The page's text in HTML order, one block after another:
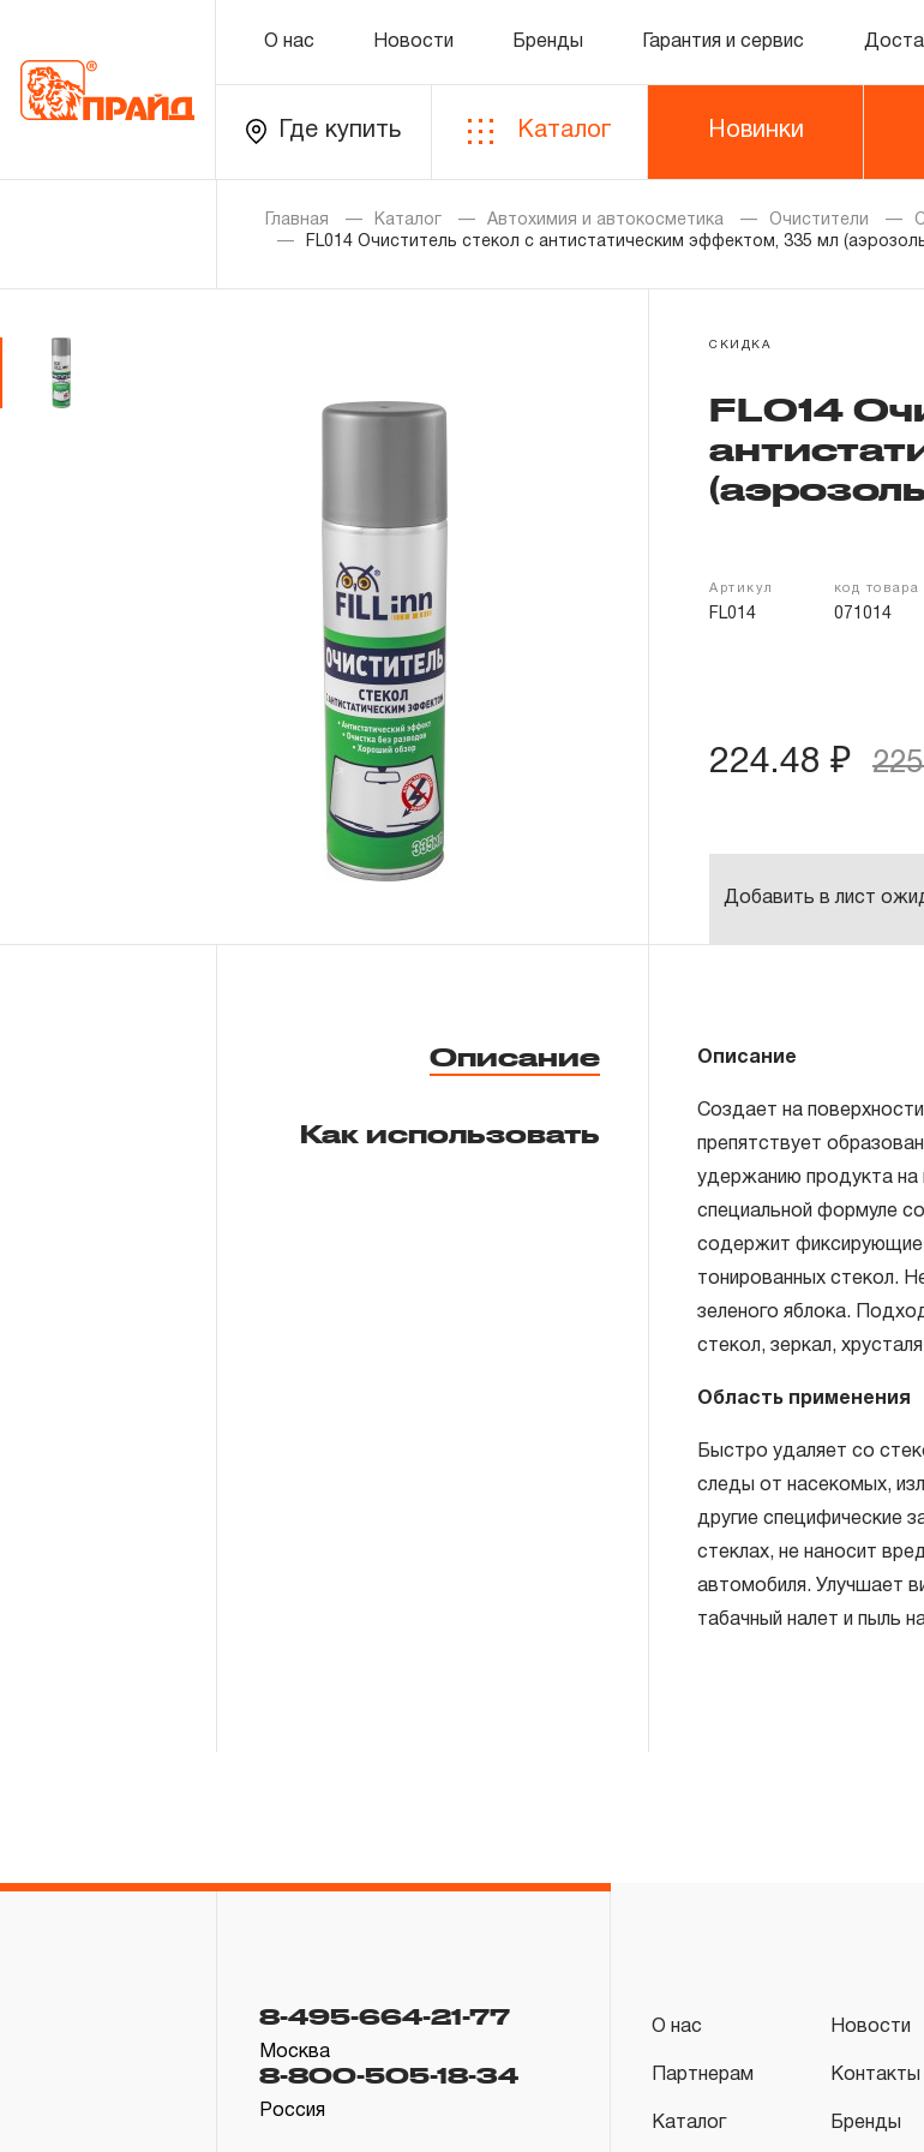
О нас Новости Бренды Гарантия и сервис
Где купить Каталог Новинки
Каталог
Золотая лихорадка
Распродажа
Гарантия и сервис
Доставка и оплата
Партнерам
Контакты
Главная Каталог Автохимия и автокосметика Очистители
FL014 Очиститель стекол с антистатическим эффектом, 335 мл
СКИДКА
FL014
Артикул
FL014
код товара
071014
224.48 ₽
Добавить в лист
Описание
Как использовать
Описание
Создает на
препятствует
удержанию продукта на
специальной формуле
содержит фиксирующие
тонированных стекол.
зеленого яблока.
стекол, зеркал,
Область применения
Быстро удаляет со
следы от насекомых,
другие специфические
стеклах, не наносит
автомобиля. Улучшает
табачный налет и пыль
ВНИМАНИЕ! Не
8-495-664-21-77
Москва
8-800-505-18-34
Россия
О нас Новости
Партнерам Контакты
Каталог Бренды